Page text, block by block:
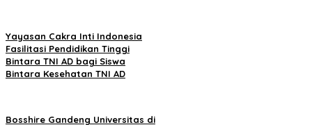
Yayasan Cakra Inti Indonesia
Fasilitasi Pendidikan Tinggi
Bintara TNI AD bagi Siswa
Bintara Kesehatan TNI AD
Bosshire Gandeng Universitas di